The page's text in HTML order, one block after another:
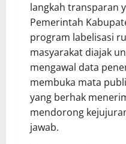
langkah transparan
Pemerintah
program labelisasi
masyarakat diajak
mengawal data
membuka mata
yang berhak
mendorong
jawab.